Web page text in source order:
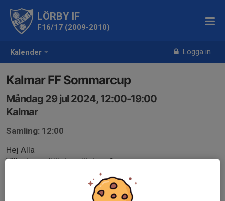
Kalender Logga in
LÖRBY IF
F16/17 (2009-2010)
Kalmar FF Sommarcup
Måndag 29 jul 2024, 12:00-19:00
Kalmar
Samling: 12:00
Hej Alla
Vilka har möjlighet till detta?
Svara så snabbt ni kan innan imorgon kl13:00
Mera info kommer i slingan